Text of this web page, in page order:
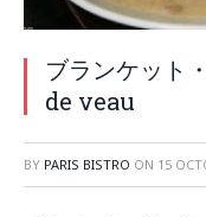
ブランケット
de veau
BY PARIS BISTRO ON 15